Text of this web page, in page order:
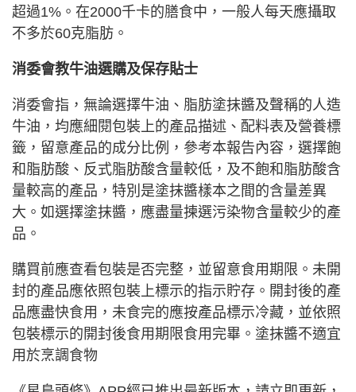
超過1%。在2000千卡的膳食中，一般人每天應攝取
不多於60克脂肪。
消委會教牛油選購及保存貼士
消委會指，無論選擇牛油、脂肪塗抹醬及聲稱的人造
牛油，均應細閱包裝上的產品描述、配料表及營養標
籤，留意產品的成分比例，參考本報告內容，選擇飽
和脂肪酸、反式脂肪酸含量較低，及不飽和脂肪酸含
量較高的產品，特別是塗抹醬樣本之間的含量差異
大。如選擇塗抹醬，應盡量揀選污染物含量較少的產
品。
購買前應查看包裝是否完整，並留意食用期限。未開
封的產品應依照包裝上標示的指示貯存。開封後的產
品應盡快食用，未食完的應按產品標示冷藏，並依照
包裝標示的開封後食用期限食用完畢。塗抹醬不適宜
用於烹調食物